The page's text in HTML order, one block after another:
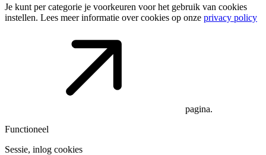
Je kunt per categorie je voorkeuren voor het gebruik van cookies
instellen. Lees meer informatie over cookies op onze privacy policy
pagina.
Functioneel
Sessie, inlog cookies